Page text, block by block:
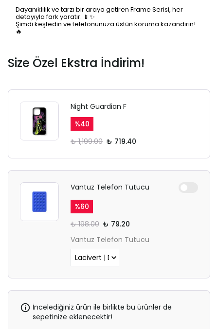
Dayanıklılık ve tarzı bir araya getiren Frame Serisi, her
detayıyla fark yaratır. 📱✨
Şimdi keşfedin ve telefonunuza üstün koruma kazandırın!
🔥
Size Özel Ekstra İndirim!
Night Guardian F
%40
₺ 1,199.00 ₺ 719.40
Vantuz Telefon Tutucu
%60
₺ 198.00 ₺ 79.20
Vantuz Telefon Tutucu
İncelediğiniz ürün ile birlikte bu ürünler de
sepetinize eklenecektir!
SAFARİ GİZLİ SEKME
Ödeme ekranı gizli sekmede
Lütfen normal Safari
sekmesinden giriş yapın.